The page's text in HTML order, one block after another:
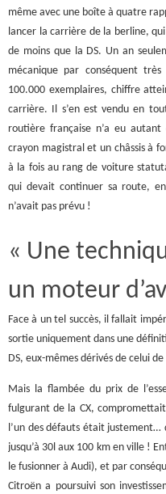
même avec une boîte à quatre
lancer la carrière de la berline,
de moins que la DS. Un an
mécanique par conséquent
100.000 exemplaires, chiffre
carrière. Il s’en est vendu en
routière française n’a eu
crayon magistral et un châssis à
à la fois au rang de voiture
qui devait continuer sa route,
n’avait pas prévu !
« Une
un moteur
Face à un tel succès, il fallait
sortie uniquement dans une
DS, eux-mêmes dérivés de celui
Mais la flambée du prix de
fulgurant de la CX,
l’un des défauts était justement…
jusqu’à 30l aux 100 km en ville !
le fusionner à Audi), et par
Citroën a poursuivi son